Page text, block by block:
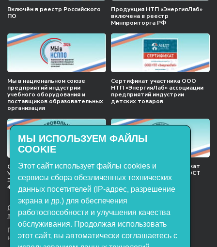
Включён в реестр Российского
ПО
Продукция НТП «ЭнергияЛаб»
включена в реестр
Минпромторга РФ
Мы в национальном союзе
предприятий индустрии
учебного оборудования и
поставщиков образовательных
организация
Сертификат участника ООО
НТП «ЭнергияЛаб» ассоциации
предприятий индустрии
детских товаров
Сертификат соответствия
Учебное оборудование, марки
ЭнергияЛаб ТУ 32.99.53–001–
47627947–2021 Серийный выпуск
Международный сертификат
менеджмента качества ГОСТ
ISO 9001:2015
ООО НТП «ЭнергияЛаб». Все права
защищены.
Представленная на сайте информация
не является публичной офертой
МЫ ИСПОЛЬЗУЕМ ФАЙЛЫ
COOKIE
Этот сайт использует файлы cookies и
сервисы сбора обезличенных технических
данных посетителей (IP-адрес, разрешение
экрана и др.) для обеспечения
работоспособности и улучшения качества
обслуживания. Продолжая использовать
этот сайт, вы автоматически соглашаетесь с